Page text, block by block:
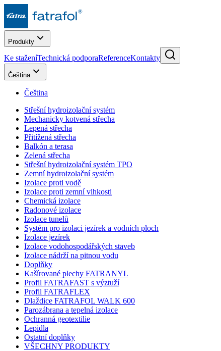
Produkty
Ke staženíTechnická podporaReferenceKontakty
Čeština
Čeština
Střešní hydroizolační systém
Mechanicky kotvená střecha
Lepená střecha
Přitížená střecha
Balkón a terasa
Zelená střecha
Střešní hydroizolační systém TPO
Zemní hydroizolační systém
Izolace proti vodě
Izolace proti zemní vlhkosti
Chemická izolace
Radonové izolace
Izolace tunelů
Systém pro izolaci jezírek a vodních ploch
Izolace jezírek
Izolace vodohospodářských staveb
Izolace nádrží na pitnou vodu
Doplňky
Kašírované plechy FATRANYL
Profil FATRAFAST s výztuží
Profil FATRAFLEX
Dlaždice FATRAFOL WALK 600
Parozábrana a tepelná izolace
Ochranná geotextilie
Lepidla
Ostatní doplňky
VŠECHNY PRODUKTY